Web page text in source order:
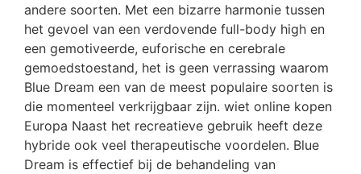
andere soorten. Met een bizarre harmonie tussen
het gevoel van een verdovende full-body high en
een gemotiveerde, euforische en cerebrale
gemoedstoestand, het is geen verrassing waarom
Blue Dream een ​​van de meest populaire soorten is
die momenteel verkrijgbaar zijn. wiet online kopen
Europa Naast het recreatieve gebruik heeft deze
hybride ook veel therapeutische voordelen. Blue
Dream is effectief bij de behandeling van